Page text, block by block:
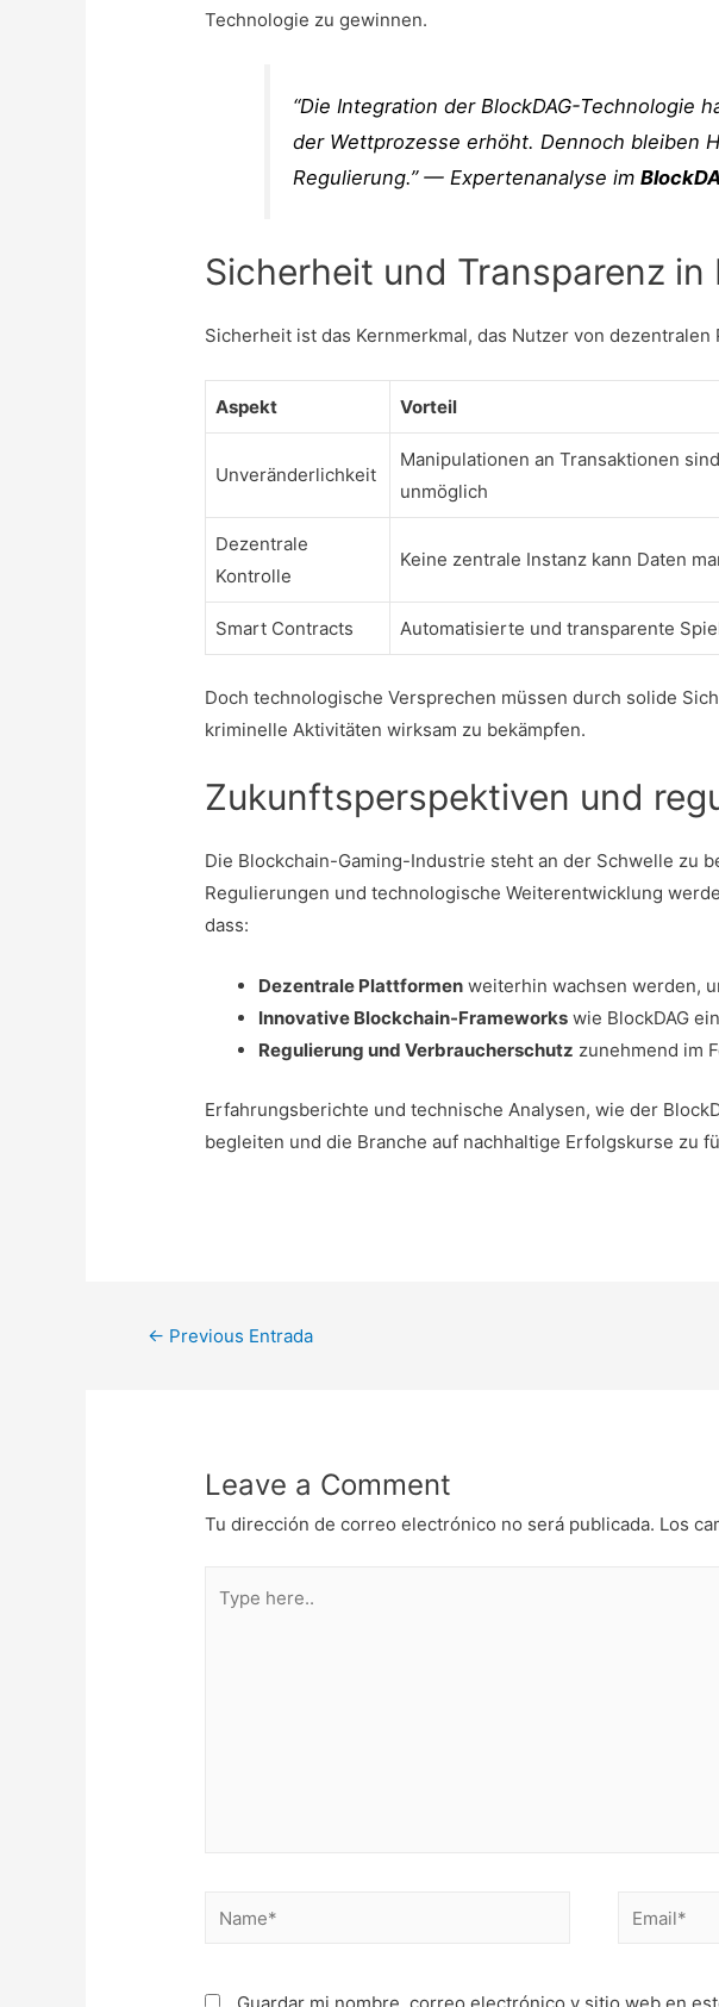
Technologie zu gewinnen.
“Die Integration der BlockDAG-Technologie
der Wettprozesse erhöht. Dennoch bleiben
Regulierung.” — Expertenanalyse im
Sicherheit und Transparenz
Sicherheit ist das Kernmerkmal, das Nutzer von
Aspekt Vorteil
Unveränderlichkeit
Manipulationen an Transaktionen
unmöglich
Dezentrale
Kontrolle
Keine zentrale Instanz kann Daten
Smart Contracts Automatisierte und transparente
Doch technologische Versprechen müssen durch solide
kriminelle Aktivitäten wirksam zu bekämpfen.
Zukunftsperspektiven und
Die Blockchain-Gaming-Industrie steht an der Schwelle zu
Regulierungen und technologische Weiterentwicklung
dass:
Dezentrale Plattformen weiterhin wachsen werden,
Innovative Blockchain-Frameworks wie BlockDAG
Regulierung und Verbraucherschutz zunehmend im
Erfahrungsberichte und technische Analysen, wie der
begleiten und die Branche auf nachhaltige Erfolgskurse zu
Navegación
← Previous Entrada
Leave a Comment
Tu dirección de correo electrónico no será publicada. Los
here..
Name* Email*